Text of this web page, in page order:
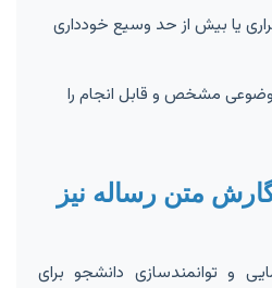
یا بیش از حد وسیع خودداری
مشخص و قابل انجام را
متن رساله نیز
و توانمندسازی دانشجو برای